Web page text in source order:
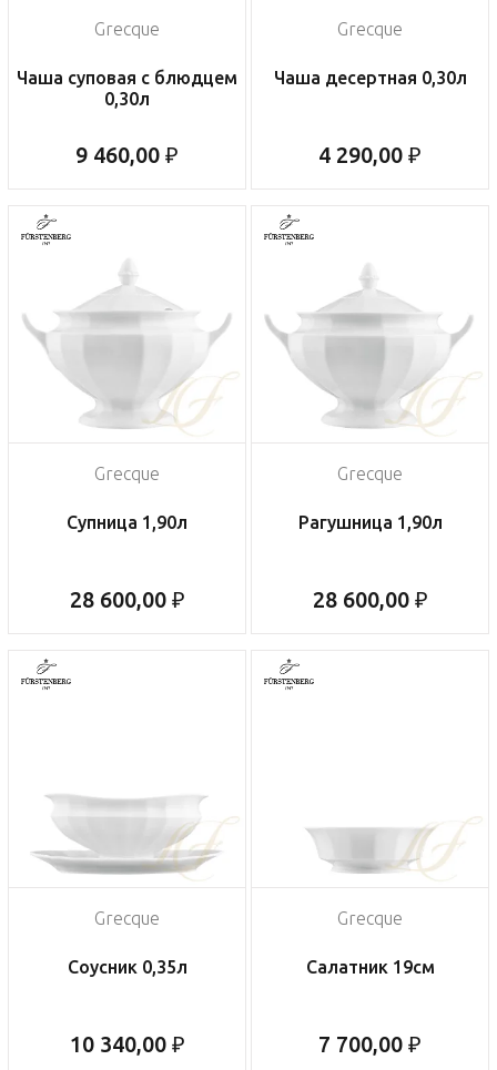
Grecque
Чаша суповая с блюдцем
0,30л
9 460,00 ₽
Grecque
Чаша десертная 0,30л
4 290,00 ₽
Grecque
Супница 1,90л
28 600,00 ₽
Grecque
Рагушница 1,90л
28 600,00 ₽
Grecque
Соусник 0,35л
10 340,00 ₽
Grecque
Салатник 19см
7 700,00 ₽